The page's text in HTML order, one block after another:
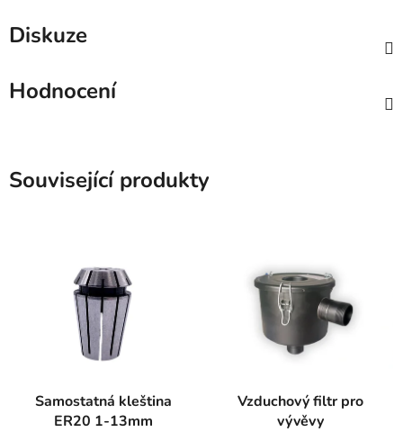
Diskuze
Hodnocení
Související produkty
Samostatná kleština
ER20 1-13mm
Vzduchový filtr pro
vývěvy